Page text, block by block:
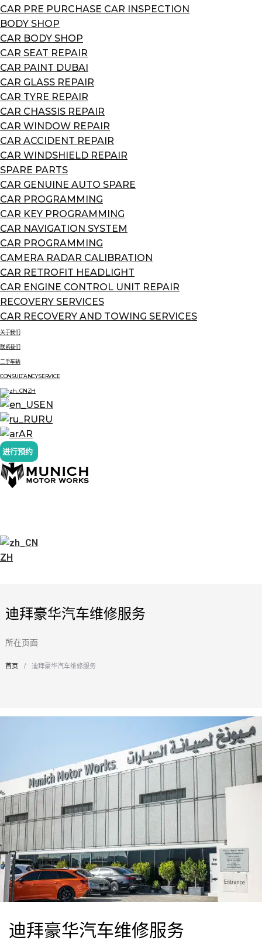
CAR PRE PURCHASE CAR INSPECTION
BODY SHOP
CAR BODY SHOP
CAR SEAT REPAIR
CAR PAINT DUBAI
CAR GLASS REPAIR
CAR TYRE REPAIR
CAR CHASSIS REPAIR
CAR WINDOW REPAIR
CAR ACCIDENT REPAIR
CAR WINDSHIELD REPAIR
SPARE PARTS
CAR GENUINE AUTO SPARE
CAR PROGRAMMING
CAR KEY PROGRAMMING
CAR NAVIGATION SYSTEM
CAR PROGRAMMING
CAMERA RADAR CALIBRATION
CAR RETROFIT HEADLIGHT
CAR ENGINE CONTROL UNIT REPAIR
RECOVERY SERVICES
CAR RECOVERY AND TOWING SERVICES
关于我们
联系我们
二手车辆
CONSULTANCY SERVICE
ZH
EN
RU
AR
进行预约
ZH
迪拜豪华汽车维修服务
所在页面
您在这里：
首页 迪拜豪华汽车维修服务
迪拜豪华汽车维修服务